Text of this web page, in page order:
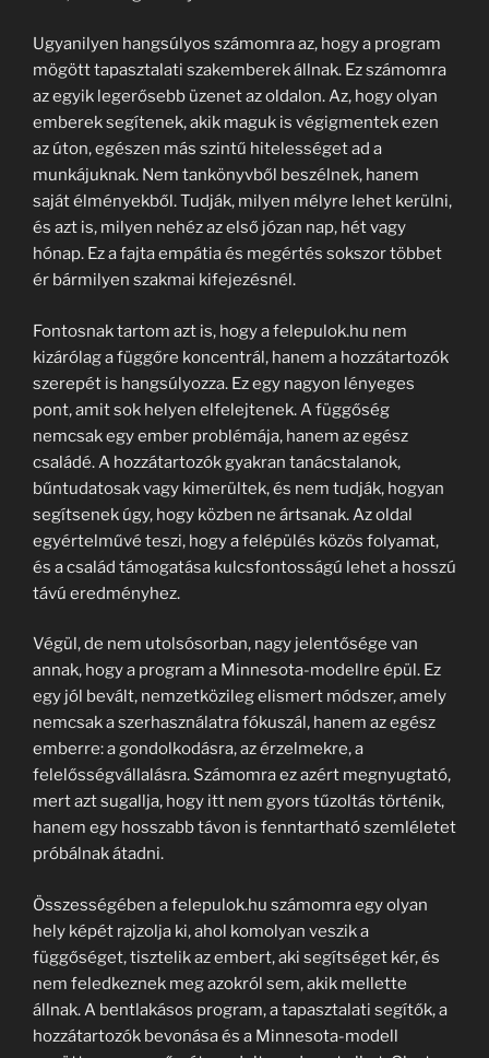
Ugyanilyen hangsúlyos számomra az, hogy a program
mögött tapasztalati szakemberek állnak. Ez számomra
az egyik legerősebb üzenet az oldalon. Az, hogy olyan
emberek segítenek, akik maguk is végigmentek ezen
az úton, egészen más szintű hitelességet ad a
munkájuknak. Nem tankönyvből beszélnek, hanem
saját élményekből. Tudják, milyen mélyre lehet kerülni,
és azt is, milyen nehéz az első józan nap, hét vagy
hónap. Ez a fajta empátia és megértés sokszor többet
ér bármilyen szakmai kifejezésnél.
Fontosnak tartom azt is, hogy a felepulok.hu nem
kizárólag a függőre koncentrál, hanem a hozzátartozók
szerepét is hangsúlyozza. Ez egy nagyon lényeges
pont, amit sok helyen elfelejtenek. A függőség
nemcsak egy ember problémája, hanem az egész
családé. A hozzátartozók gyakran tanácstalanok,
bűntudatosak vagy kimerültek, és nem tudják, hogyan
segítsenek úgy, hogy közben ne ártsanak. Az oldal
egyértelművé teszi, hogy a felépülés közös folyamat,
és a család támogatása kulcsfontosságú lehet a hosszú
távú eredményhez.
Végül, de nem utolsósorban, nagy jelentősége van
annak, hogy a program a Minnesota-modellre épül. Ez
egy jól bevált, nemzetközileg elismert módszer, amely
nemcsak a szerhasználatra fókuszál, hanem az egész
emberre: a gondolkodásra, az érzelmekre, a
felelősségvállalásra. Számomra ez azért megnyugtató,
mert azt sugallja, hogy itt nem gyors tűzoltás történik,
hanem egy hosszabb távon is fenntartható szemléletet
próbálnak átadni.
Összességében a felepulok.hu számomra egy olyan
hely képét rajzolja ki, ahol komolyan veszik a
függőséget, tisztelik az embert, aki segítséget kér, és
nem feledkeznek meg azokról sem, akik mellette
állnak. A bentlakásos program, a tapasztalati segítők, a
hozzátartozók bevonása és a Minnesota-modell